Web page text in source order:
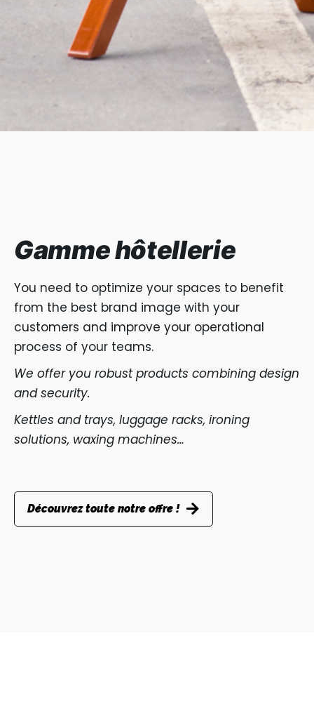
Gamme hôtellerie
You need to optimize your spaces to benefit
from the best brand image with your
customers and improve your operational
process of your teams.
We offer you robust products combining design
and security.
Kettles and trays, luggage racks, ironing
solutions, waxing machines…
Découvrez toute notre offre !